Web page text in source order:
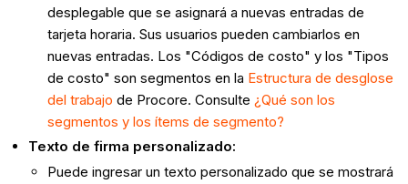
desplegable que se asignará a nuevas entradas de
tarjeta horaria. Sus usuarios pueden cambiarlos en
nuevas entradas. Los "Códigos de costo" y los "Tipos
de costo" son segmentos en la Estructura de desglose
del trabajo de Procore. Consulte ¿Qué son los
segmentos y los ítems de segmento?
Texto de firma personalizado:
Puede ingresar un texto personalizado que se mostrará